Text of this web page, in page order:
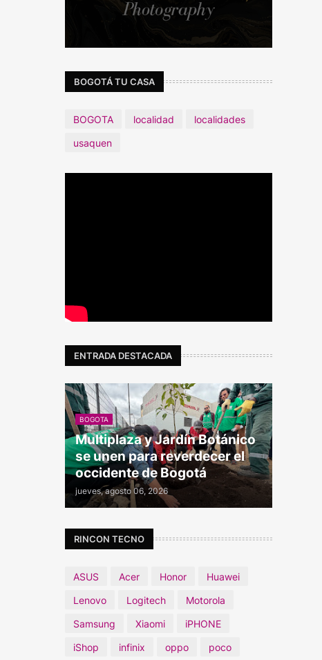
BOGOTÁ TU CASA
BOGOTA localidad
localidades
usaquen
ENTRADA DESTACADA
BOGOTA
Multiplaza y Jardín Botánico
se unen para reverdecer el
occidente de Bogotá
jueves, agosto 06, 2026
RINCON TECNO
ASUS Acer Honor
Huawei
Lenovo
Logitech
Motorola
Samsung
Xiaomi
iPHONE
iShop
infinix oppo poco